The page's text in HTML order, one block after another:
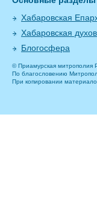
Хабаровская
Хабаровская
Блогосфера
© Приамурская митрополия
По благословению
При копировании